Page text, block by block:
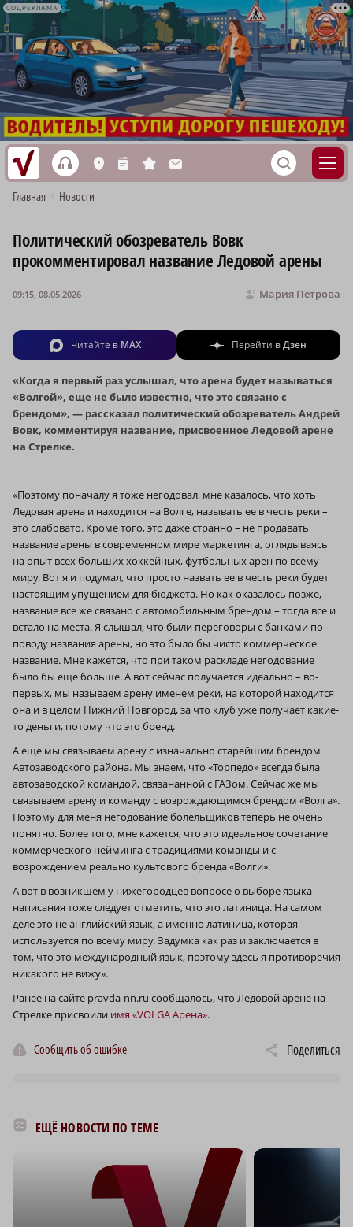
СОЦРЕКЛАМА
h L n s M S
Главная Новости
Политический обозреватель Вовк
прокомментировал название Ледовой арены
Мария Петрова
09:15, 08.05.2026
Читайте в MAX Перейти вДзен
«Когда я первый раз услышал, что арена будет называться
«Волгой», еще не было известно, что это связано с
брендом», — рассказал политический обозреватель Андрей
Вовк, комментируя название, присвоенное Ледовой арене
на Стрелке.
«Поэтому поначалу я тоже негодовал, мне казалось, что хоть
Ледовая арена и находится на Волге, называть ее в честь реки –
это слабовато. Кроме того, это даже странно – не продавать
название арены в современном мире маркетинга, оглядываясь
на опыт всех больших хоккейных, футбольных арен по всему
миру. Вот я и подумал, что просто назвать ее в честь реки будет
настоящим упущением для бюджета. Но как оказалось позже,
название все же связано с автомобильным брендом – тогда все и
встало на места. Я слышал, что были переговоры с банками по
поводу названия арены, но это было бы чисто коммерческое
название. Мне кажется, что при таком раскладе негодование
было бы еще больше. А вот сейчас получается идеально – во-
первых, мы называем арену именем реки, на которой находится
она и в целом Нижний Новгород, за что клуб уже получает какие-
то деньги, потому что это бренд.
А еще мы связываем арену с изначально старейшим брендом
Автозаводского района. Мы знаем, что «Торпедо» всегда была
автозаводской командой, связананной с ГАЗом. Сейчас же мы
связываем арену и команду с возрождающимся брендом «Волга».
Поэтому для меня негодование болельщиков теперь не очень
понятно. Более того, мне кажется, что это идеальное сочетание
коммерческого нейминга с традициями команды и с
возрождением реально культового бренда «Волги».
А вот в возникшем у нижегородцев вопросе о выборе языка
написания тоже следует отметить, что это латиница. На самом
деле это не английский язык, а именно латиница, которая
используется по всему миру. Задумка как раз и заключается в
том, что это международный язык, поэтому здесь я противоречия
никакого не вижу».
Ранее на сайте pravda-nn.ru сообщалось, что Ледовой арене на
Стрелке присвоили имя «VOLGA Арена».
Сообщить об ошибке Поделиться
ЕЩЁ НОВОСТИ ПО ТЕМЕ